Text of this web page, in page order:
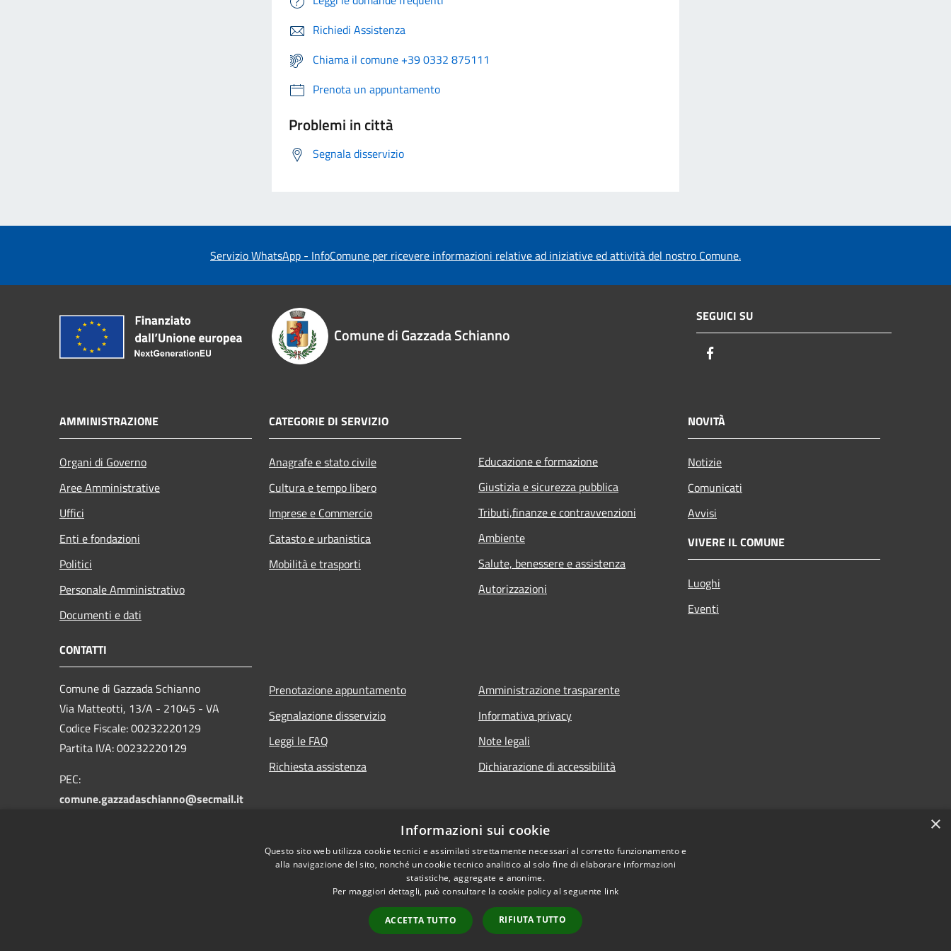
Richiedi Assistenza
Chiama il comune +39 0332 875111
Prenota un appuntamento
Problemi in città
Segnala disservizio
Servizio WhatsApp - InfoComune per ricevere informazioni relative ad iniziative ed attività del nostro Comune.
Comune di Gazzada Schianno
SEGUICI SU
AMMINISTRAZIONE
Organi di Governo
Aree Amministrative
Uffici
Enti e fondazioni
Politici
Personale Amministrativo
Documenti e dati
CATEGORIE DI SERVIZIO
Anagrafe e stato civile
Cultura e tempo libero
Imprese e Commercio
Catasto e urbanistica
Mobilità e trasporti
Educazione e formazione
Giustizia e sicurezza pubblica
Tributi,finanze e contravvenzioni
Ambiente
Salute, benessere e assistenza
Autorizzazioni
NOVITÀ
Notizie
Comunicati
Avvisi
VIVERE IL COMUNE
Luoghi
Eventi
CONTATTI
Comune di Gazzada Schianno
Via Matteotti, 13/A - 21045 - VA
Codice Fiscale: 00232220129
Partita IVA: 00232220129
PEC:
comune.gazzadaschianno@secmail.it
Prenotazione appuntamento
Segnalazione disservizio
Leggi le FAQ
Richiesta assistenza
Amministrazione trasparente
Informativa privacy
Note legali
Dichiarazione di accessibilità
Copyright © 2026 • Comune di Gazzada Schianno • Powered by
×
Informazioni sui cookie
Questo sito web utilizza cookie tecnici e assimilati strettamente necessari al corretto funzionamento e
alla navigazione del sito, nonché un cookie tecnico analitico al solo fine di elaborare informazioni
statistiche, aggregate e anonime.
Per maggiori dettagli, può consultare la cookie policy al seguente link
ACCETTA TUTTO RIFIUTA TUTTO